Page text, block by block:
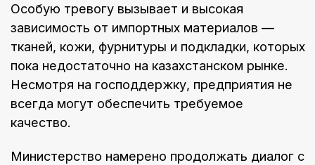
Особую тревогу вызывает и высокая
зависимость от импортных материалов —
тканей, кожи, фурнитуры и подкладки, которых
пока недостаточно на казахстанском рынке.
Несмотря на господдержку, предприятия не
всегда могут обеспечить требуемое
качество.
Министерство намерено продолжать диалог с